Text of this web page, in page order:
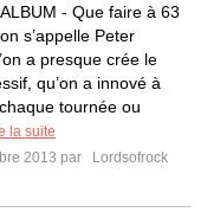
- Que faire à 63
s’appelle Peter
a presque crée le
qu’on a innové à
tournée ou
la suite
2013 par
Lordsofrock